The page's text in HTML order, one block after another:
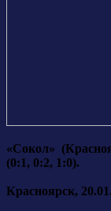
«Сокол»
(0:1, 0:2, 1:0).
Красноярск,